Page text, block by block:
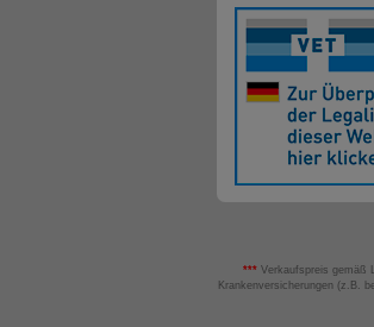
*** Verkaufspreis gemäß
Krankenversicherungen (z.B.